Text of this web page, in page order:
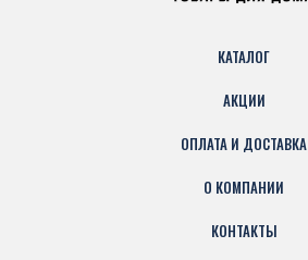
КАТАЛОГ
АКЦИИ
ОПЛАТА И ДОСТАВКА
О КОМПАНИИ
КОНТАКТЫ